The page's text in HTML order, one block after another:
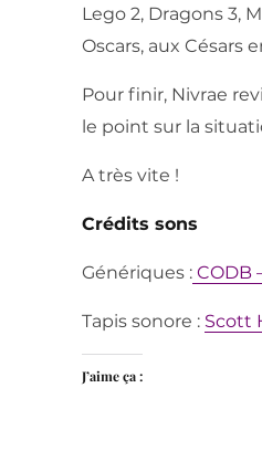
Lego 2, Dragons 3,
Oscars, aux Césars
Pour finir, Nivrae
le point sur la
A très vite !
Crédits sons
Génériques : CODB
Tapis sonore : Scott
J’aime ça :